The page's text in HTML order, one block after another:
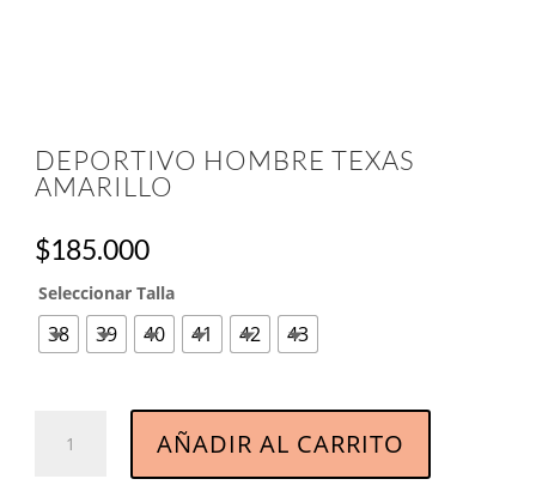
DEPORTIVO HOMBRE TEXAS
AMARILLO
$185.000
Seleccionar Talla
38 39 40 41 42 43
Hombre
AÑADIR AL CARRITO